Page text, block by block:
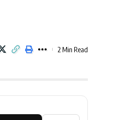
2 Min Read